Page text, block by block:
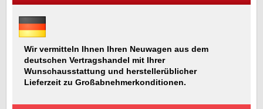
Wir vermitteln Ihnen Ihren Neuwagen aus dem
deutschen Vertragshandel mit Ihrer
Wunschausstattung und herstellerüblicher
Lieferzeit zu Großabnehmerkonditionen.